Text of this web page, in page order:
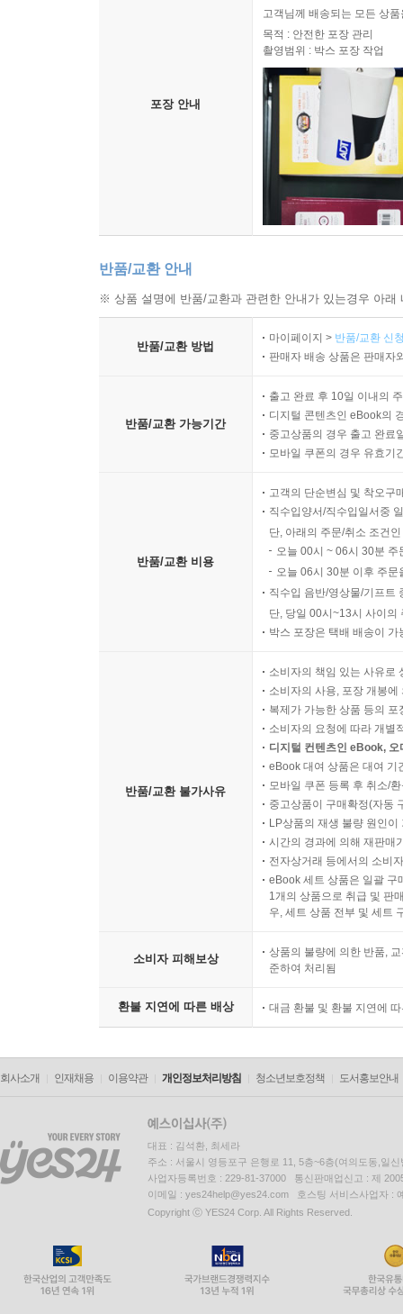
포장 안내
고객님께 배송되는 모든 상
목적 : 안전한 포장 관리
촬영범위 : 박스 포장 작업
반품/교환 안내
※ 상품 설명에 반품/교환과 관련한 안내가 있는경우 아
반품/교환 방법
마이페이지 > 반품/교환 신
판매자 배송 상품은 판매자
반품/교환 가능기간
출고 완료 후 10일 이내의
디지털 콘텐츠인 eBook의
중고상품의 경우 출고 완료
모바일 쿠폰의 경우 유효기
반품/교환 비용
고객의 단순변심 및 착오구
직수입양서/직수입일서중
단, 아래의 주문/취소 조건
오늘 00시 ~ 06시 30분
오늘 06시 30분 이후 주
직수입 음반/영상물/기프트
단, 당일 00시~13시 사이의
박스 포장은 택배 배송이
반품/교환 불가사유
소비자의 책임 있는 사유로
소비자의 사용, 포장 개봉
복제가 가능한 상품 등의
소비자의 요청에 따라 개별
디지털 컨텐츠인 eBook,
eBook 대여 상품은 대여 기
모바일 쿠폰 등록 후 취소/
중고상품이 구매확정(자동
LP상품의 재생 불량 원인
시간의 경과에 의해 재판매
전자상거래 등에서의 소비
eBook 세트 상품은 일괄 구
1개의 상품으로 취급 및 판
우, 세트 상품 전부 및 세트
소비자 피해보상
상품의 불량에 의한 반품,
준하여 처리됨
환불 지연에 따른 배상 대금 환불 및 환불 지연에
회사소개 인재채용 이용약관 개인정보처리방침 청소년보호정책 도서홍보안내
대표 : 김석환, 최세라
주소 : 서울시 영등포구 은행로 11, 5층~6층(여의도동,일신
사업자등록번호 : 229-81-37000 통신판매업신고 : 제
이메일 : yes24help@yes24.com 호스팅 서비스사업자 :
Copyright ⓒ YES24 Corp. All Rights Reserved.